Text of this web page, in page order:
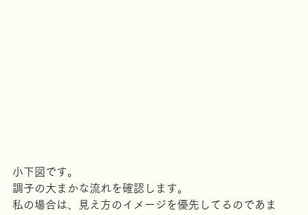
小下図です。
調子の大まかな流れを確認します。